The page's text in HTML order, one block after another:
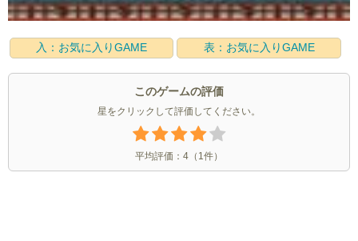
入：お気に入りGAME 表：お気に入りGAME
このゲームの評価
星をクリックして評価してください。
平均評価： 4 （ 1件）